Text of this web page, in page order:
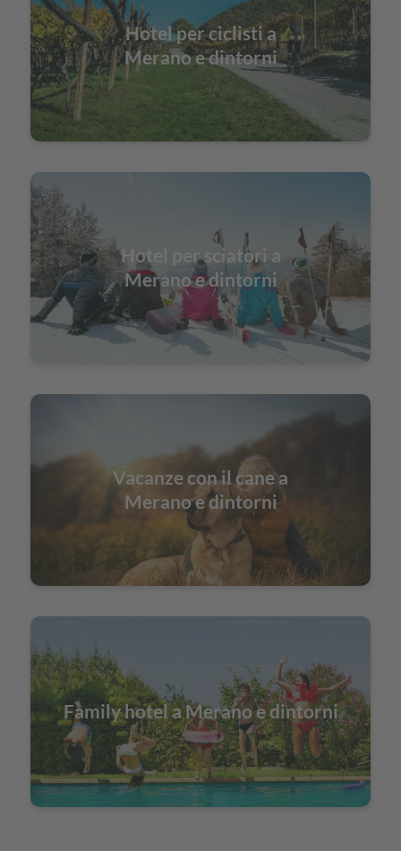
Hotel per ciclisti a
Merano e dintorni
Hotel per sciatori a
Merano e dintorni
Vacanze con il cane a
Merano e dintorni
Family hotel a Merano e dintorni